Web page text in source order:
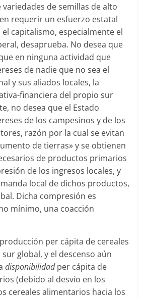
de semillas de alto
requerir un esfuerzo estatal
capitalismo, especialmente el
desaprueba. No desea que
en ninguna actividad que
de nadie que no sea el
y sus aliados locales, la
financiera del propio sur
no desea que el Estado
de los campesinos y de los
razón por la cual se evitan
de tierras» y se obtienen
de productos primarios
de los ingresos locales, y
local de dichos productos,
Dicha compresión es
mínimo, una coacción
per cápita de cereales
global, y el descenso aún
disponibilidadper cápita de
(debido al desvío en los
cereales alimentarios hacia los